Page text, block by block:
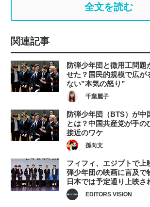
全文を読む
関連記事
防弾少年団と徴用工問題
せた？国民的規模で広が
ない”本気の怒り”
千葉麗子
防弾少年団（BTS）が中
とは？中国共産党が手の
接近のワケ
孫向文
フィフィ、エジプトで上
弾少年団の映画に言及で
日本では予定通り上映さ
EDITORS VISION